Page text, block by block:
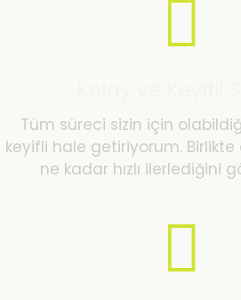
Tüm süreci sizin için
keyifli hale getiriyorum. Birlikte
ne kadar hızlı ilerlediğini